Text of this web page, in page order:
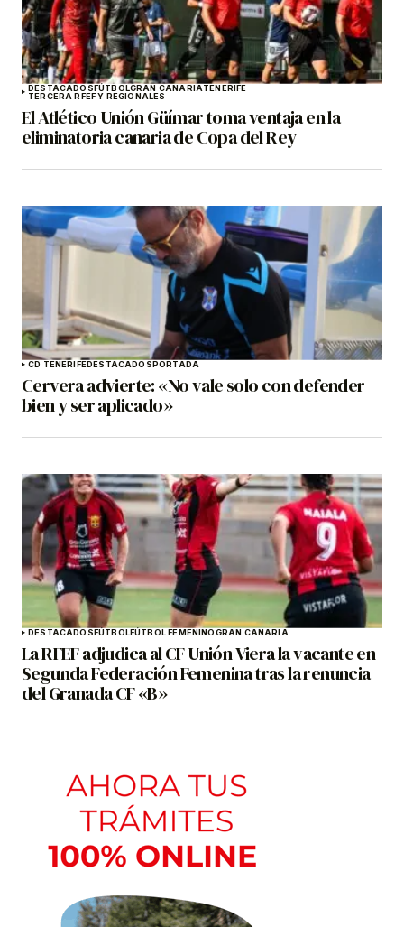
DESTACADOSFÚTBOLGRAN CANARIATENERIFE
TERCERA RFEF Y REGIONALES
El Atlético Unión Güímar toma ventaja en la
eliminatoria canaria de Copa del Rey
CD TENERIFEDESTACADOSPORTADA
Cervera advierte: «No vale solo con defender
bien y ser aplicado»
DESTACADOSFÚTBOLFÚTBOL FEMENINOGRAN CANARIA
La RFEF adjudica al CF Unión Viera la vacante en
Segunda Federación Femenina tras la renuncia
del Granada CF «B»